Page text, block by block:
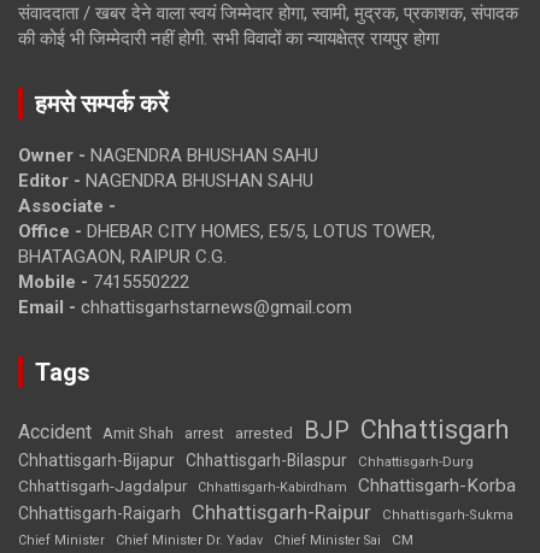
संवाददाता / खबर देने वाला स्वयं जिम्मेदार होगा, स्वामी, मुद्रक, प्रकाशक, संपादक
की कोई भी जिम्मेदारी नहीं होगी. सभी विवादों का न्यायक्षेत्र रायपुर होगा
हमसे सम्पर्क करें
Owner - NAGENDRA BHUSHAN SAHU
Editor - NAGENDRA BHUSHAN SAHU
Associate -
Office - DHEBAR CITY HOMES, E5/5, LOTUS TOWER,
BHATAGAON, RAIPUR C.G.
Mobile - 7415550222
Email - chhattisgarhstarnews@gmail.com
Tags
Accident Amit Shah arrest arrested BJP Chhattisgarh
Chhattisgarh-Bijapur Chhattisgarh-Bilaspur Chhattisgarh-Durg
Chhattisgarh-Jagdalpur Chhattisgarh-Kabirdham Chhattisgarh-Korba
Chhattisgarh-Raigarh Chhattisgarh-Raipur
Chhattisgarh-Sukma
Chief Minister
Chief Minister Dr. Yadav Chief Minister Sai CM